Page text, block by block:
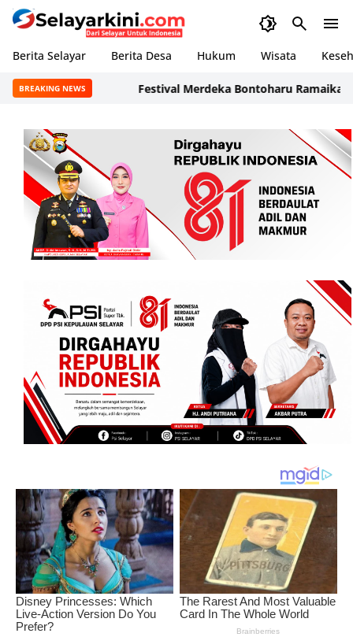
Berita Selayar Berita Desa Hukum Wisata
BREAKING NEWS ‎Festival Merdeka Bontoharu Ramaikan